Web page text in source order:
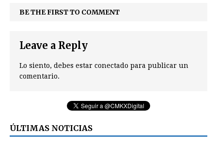
BE THE FIRST TO COMMENT
Leave a Reply
Lo siento, debes estar conectado para publicar un
comentario.
ÚLTIMAS NOTICIAS